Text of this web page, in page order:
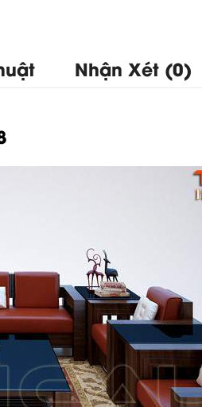
Nhận Xét (0)